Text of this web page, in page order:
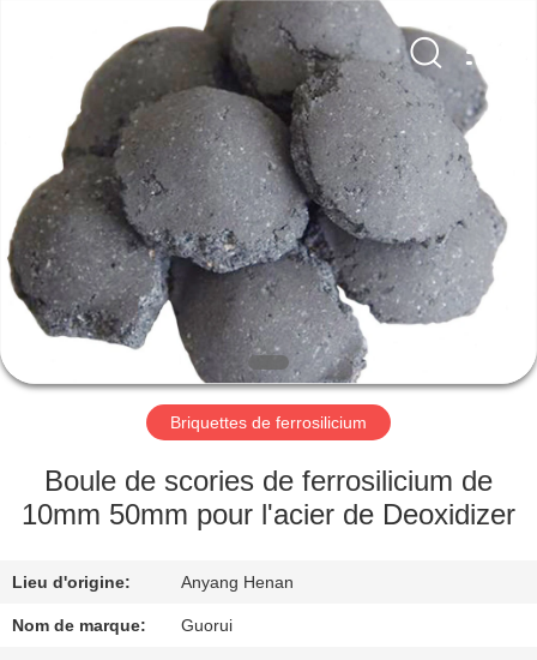
MAISON
PRODUITS
AU
SUJET
DE
NOUS
VISITE
D'USINE
CONTRÔLE
DE
ferroalloymetal.com.
Briquettes de ferrosilicium
Boule de scories de ferrosilicium de
10mm 50mm pour l'acier de Deoxidizer
Lieu d'origine: Anyang Henan
Nom de marque: Guorui